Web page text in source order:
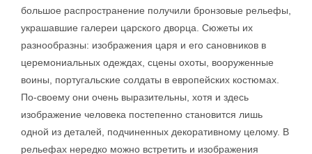
большое распространение получили бронзовые рельефы,
украшавшие галереи царского дворца. Сюжеты их
разнообразны: изображения царя и его сановников в
церемониальных одеждах, сцены охоты, вооруженные
воины, португальские солдаты в европейских костюмах.
По-своему они очень выразительны, хотя и здесь
изображение человека постепенно становится лишь
одной из деталей, подчиненных декоративному целому. В
рельефах нередко можно встретить и изображения